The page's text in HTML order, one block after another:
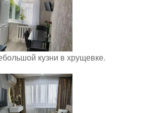
кузни в хрущевке.